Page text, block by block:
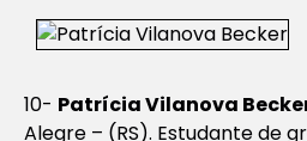
10- Patrícia Vilanova
Alegre – (RS). Estudante de